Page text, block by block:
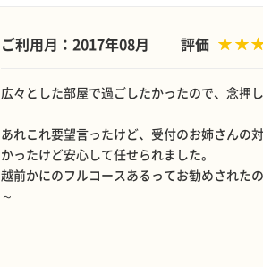
ご利用月：2017年08月 評価
広々とした部屋で過ごしたかったので、念押
あれこれ要望言ったけど、受付のお姉さんの
かったけど安心して任せられました。
越前かにのフルコースあるってお勧めされた
～